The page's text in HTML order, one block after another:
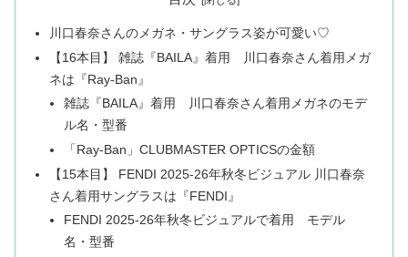
川口春奈さんのメガネ・サングラス姿が可愛い♡
【16本目】 雑誌『BAILA』着用 川口春奈さん着用メガ
ネは『Ray-Ban』
雑誌『BAILA』着用 川口春奈さん着用メガネのモデ
ル名・型番
「Ray-Ban」CLUBMASTER OPTICSの金額
【15本目】 FENDI 2025-26年秋冬ビジュアル 川口春奈
さん着用サングラスは『FENDI』
FENDI 2025-26年秋冬ビジュアルで着用 モデル
名・型番